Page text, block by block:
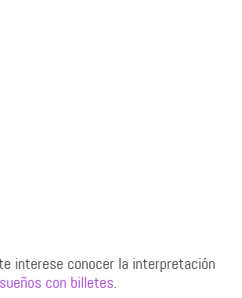
interese conocer la interpretación
sueños con billetes.